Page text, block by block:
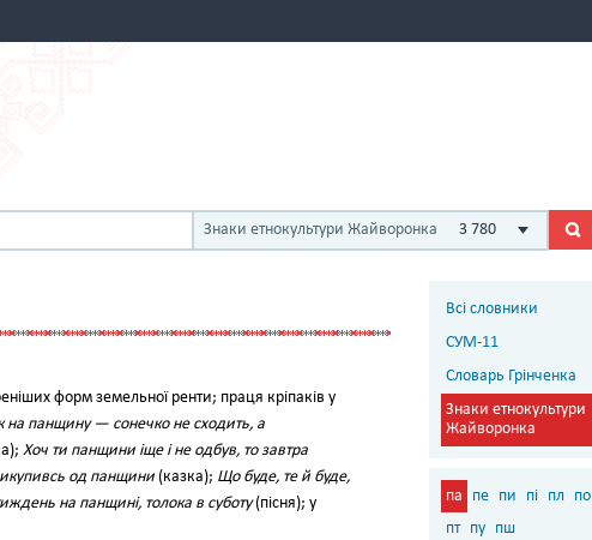
Знаки етнокультури Жайворонка 3 780
форм зе­мельної ренти; праця кріпаків у
на панщину — сонечко не сходить, а
Хоч ти панщини іще і не од­був, то завтра
од панщини (казка); Що буде, те й буде,
на панщині, толока в суботу(піс­ня); у
Всі словники
СУМ-11
Словарь Грінченка
Знаки етнокультури
Жайворонка
па пе пи пі пл по
пт пу пш